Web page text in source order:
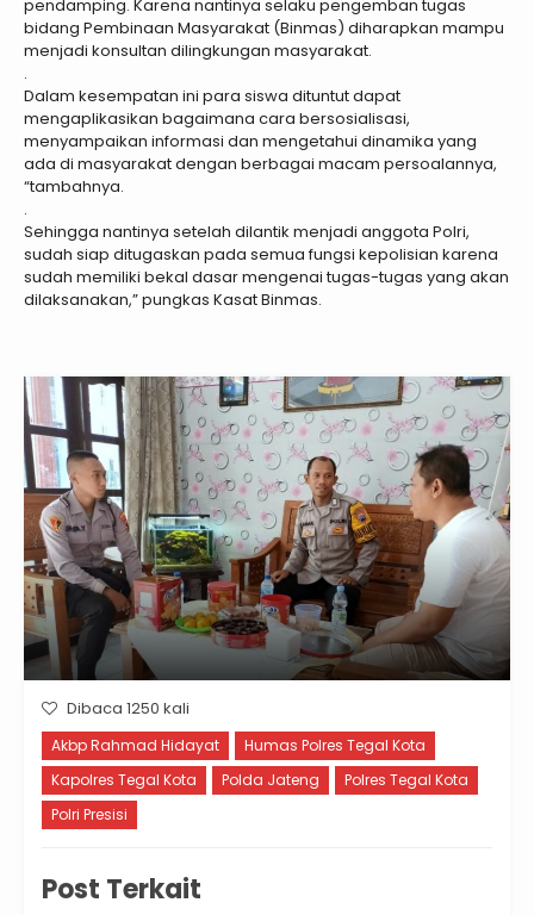
pendamping. Karena nantinya selaku pengemban tugas
bidang Pembinaan Masyarakat (Binmas) diharapkan mampu
menjadi konsultan dilingkungan masyarakat.
.
Dalam kesempatan ini para siswa dituntut dapat
mengaplikasikan bagaimana cara bersosialisasi,
menyampaikan informasi dan mengetahui dinamika yang
ada di masyarakat dengan berbagai macam persoalannya,
“tambahnya.
.
Sehingga nantinya setelah dilantik menjadi anggota Polri,
sudah siap ditugaskan pada semua fungsi kepolisian karena
sudah memiliki bekal dasar mengenai tugas-tugas yang akan
dilaksanakan,” pungkas Kasat Binmas.
Dibaca 1250 kali
Akbp Rahmad Hidayat
Humas Polres Tegal Kota
Kapolres Tegal Kota
Polda Jateng
Polres Tegal Kota
Polri Presisi
Post Terkait